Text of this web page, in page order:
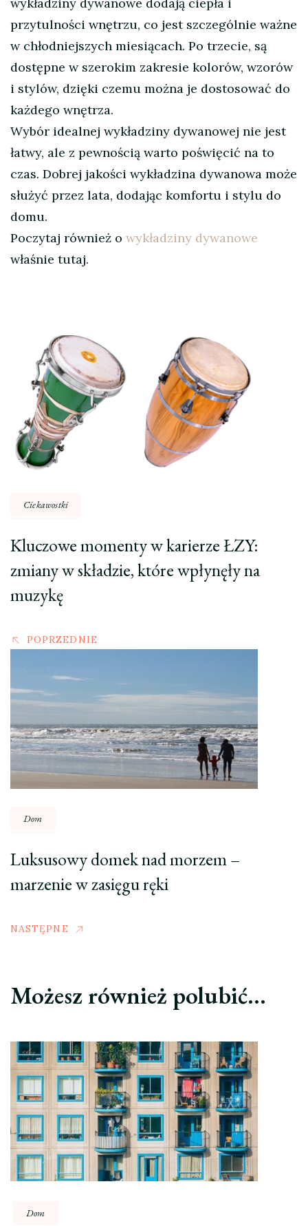
wykładziny dywanowe dodają ciepła i
przytulności wnętrzu, co jest szczególnie ważne
w chłodniejszych miesiącach. Po trzecie, są
dostępne w szerokim zakresie kolorów, wzorów
i stylów, dzięki czemu można je dostosować do
każdego wnętrza.
Wybór idealnej wykładziny dywanowej nie jest
łatwy, ale z pewnością warto poświęcić na to
czas. Dobrej jakości wykładzina dywanowa może
służyć przez lata, dodając komfortu i stylu do
domu.
Poczytaj również o wykładziny dywanowe
właśnie tutaj.
Nawigacja
wpisu
Ciekawostki
Kluczowe momenty w karierze ŁZY:
zmiany w składzie, które wpłynęły na
muzykę
POPRZEDNIE
Dom
Luksusowy domek nad morzem –
marzenie w zasięgu ręki
NASTĘPNE
Możesz również polubić…
Dom